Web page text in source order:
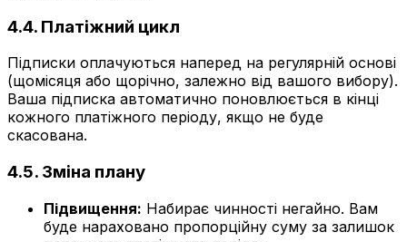
4.4. Платіжний цикл
Підписки оплачуються наперед на регулярній основі
(щомісяця або щорічно, залежно від вашого вибору).
Ваша підписка автоматично поновлюється в кінці
кожного платіжного періоду, якщо не буде
скасована.
4.5. Зміна плану
Підвищення: Набирає чинності негайно. Вам
буде нараховано пропорційну суму за залишок